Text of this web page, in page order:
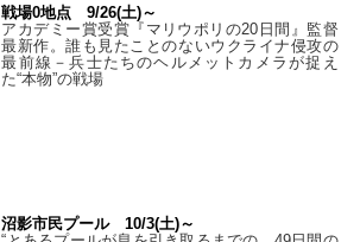
戦場0地点 9/26(土)～
アカデミー賞受賞『マリウポリの20日間』監督
最新作。誰も見たことのないウクライナ侵攻の
最前線－兵士たちのヘルメットカメラが捉え
た“本物”の戦場
沼影市民プール 10/3(土)～